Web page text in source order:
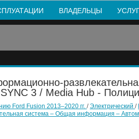
ВЛАДЕЛЬЦЫ
3 / Media Hub -
Ford Fusion 2013–2020 гг. /Электрический /
система – Общая информация –